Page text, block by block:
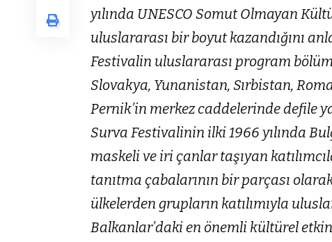
yılında UNESCO Somut Olmayan
uluslararası bir boyut kazandığını
Festivalin uluslararası program
Slovakya, Yunanistan, Sırbistan,
Pernik’in merkez caddelerinde defile
Surva Festivalinin ilki 1966 yılında
maskeli ve iri çanlar taşıyan
tanıtma çabalarının bir parçası
ülkelerden grupların katılımıyla
Balkanlar’daki en önemli kültürel